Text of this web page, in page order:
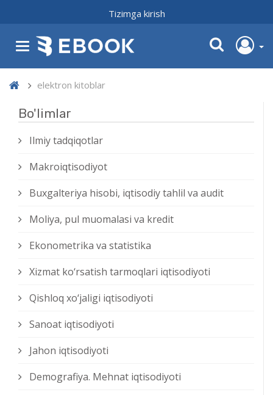
Tizimga kirish
elektron kitoblar
Bo'limlar
Ilmiy tadqiqotlar
Makroiqtisodiyot
Buxgalteriya hisobi, iqtisodiy tahlil va audit
Moliya, pul muomalasi va kredit
Ekonometrika va statistika
Xizmat kо‘rsatish tarmoqlari iqtisodiyoti
Qishloq xо‘jaligi iqtisodiyoti
Sanoat iqtisodiyoti
Jahon iqtisodiyoti
Demografiya. Mehnat iqtisodiyoti